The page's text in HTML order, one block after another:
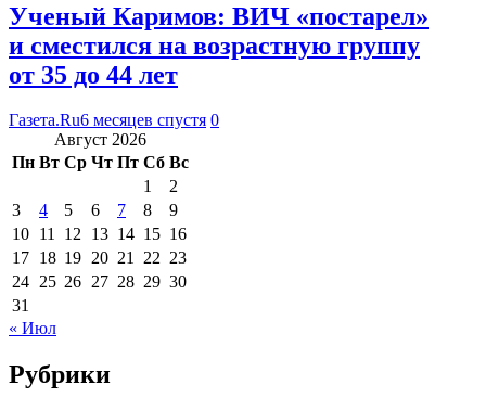
Ученый Каримов: ВИЧ «постарел»
и сместился на возрастную группу
от 35 до 44 лет
Газета.Ru6 месяцев спустя 0
Август 2026
Пн Вт Ср Чт Пт Сб Вс
1
2
3
4 5 6 7 8
9
10 11 12 13 14 15 16
17 18 19 20 21 22 23
24 25 26 27 28 29 30
31
« Июл
Рубрики